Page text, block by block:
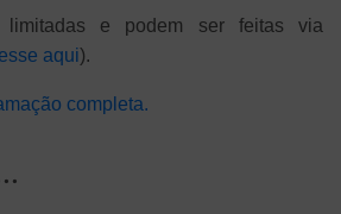
limitadas e podem ser feitas via
aqui).
completa.